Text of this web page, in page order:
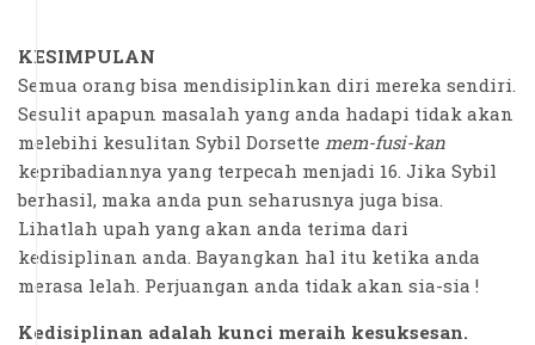
KESIMPULAN
Semua orang bisa mendisiplinkan diri mereka sendiri.
Sesulit apapun masalah yang anda hadapi tidak akan
melebihi kesulitan Sybil Dorsette mem-fusi-kan
kepribadiannya yang terpecah menjadi 16. Jika Sybil
berhasil, maka anda pun seharusnya juga bisa.
Lihatlah upah yang akan anda terima dari
kedisiplinan anda. Bayangkan hal itu ketika anda
merasa lelah. Perjuangan anda tidak akan sia-sia !
Kedisiplinan adalah kunci meraih kesuksesan.